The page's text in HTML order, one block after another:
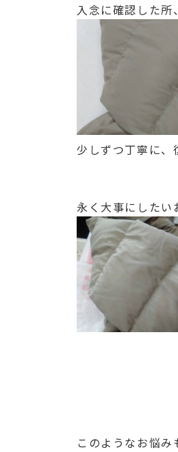
入念に確認した
少しずつ丁寧に
永く大事にした
このようなお悩